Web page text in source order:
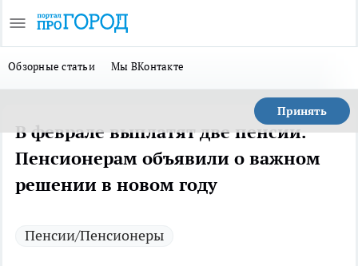
Обзорные статьи Мы ВКонтакте
Принять
В феврале выплатят две пенсии.
Пенсионерам объявили о важном
решении в новом году
Пенсии/Пенсионеры